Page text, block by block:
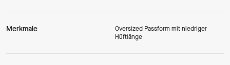
Merkmale
Oversized Passform mit niedriger
Hüftlänge